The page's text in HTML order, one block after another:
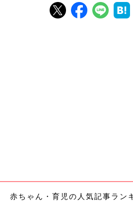
Kids’Care Lab.（福井県）」を
赤ちゃん・育児の人気記事ラン